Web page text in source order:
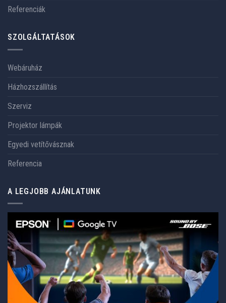
Referenciák
SZOLGÁLTATÁSOK
Webáruház
Házhozszállítás
Szerviz
Projektor lámpák
Egyedi vetítővásznak
Referencia
A LEGJOBB AJÁNLATUNK